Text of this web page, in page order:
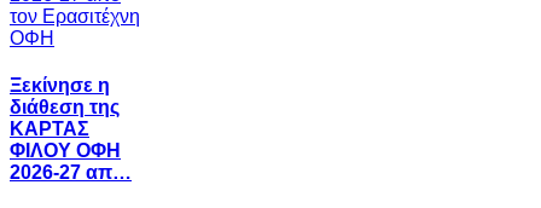
Ξεκίνησε η
διάθεση της
ΚΑΡΤΑΣ
ΦΙΛΟΥ ΟΦΗ
2026-27 απ…